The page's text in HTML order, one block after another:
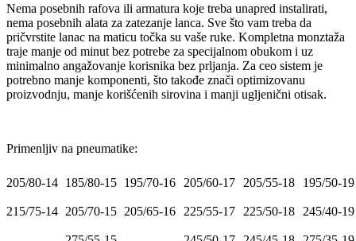
Nema posebnih rafova ili armatura koje treba unapred instalirati,
nema posebnih alata za zatezanje lanca. Sve što vam treba da
pričvrstite lanac na maticu točka su vaše ruke. Kompletna monztaža
traje manje od minut bez potrebe za specijalnom obukom i uz
minimalno angažovanje korisnika bez prljanja. Za ceo sistem je
potrebno manje komponenti, što takođe znači optimizovanu
proizvodnju, manje korišćenih sirovina i manji ugljenični otisak.
Primenljiv na pneumatike:
205/80-14 185/80-15 195/70-16 205/60-17 205/55-18 195/50-19
215/75-14 205/70-15 205/65-16 225/55-17 225/50-18 245/40-19